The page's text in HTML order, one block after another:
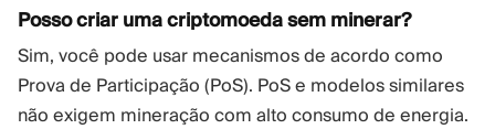
Posso criar uma criptomoeda sem minerar?
Sim, você pode usar mecanismos de acordo como
Prova de Participação (PoS). PoS e modelos similares
não exigem mineração com alto consumo de energia.